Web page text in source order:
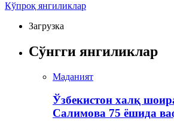
Кўпроқ янгиликлар
Загрузка
Сўнгги янгиликлар
Маданият
Ўзбекистон халқ
Салимова 75 ёшида